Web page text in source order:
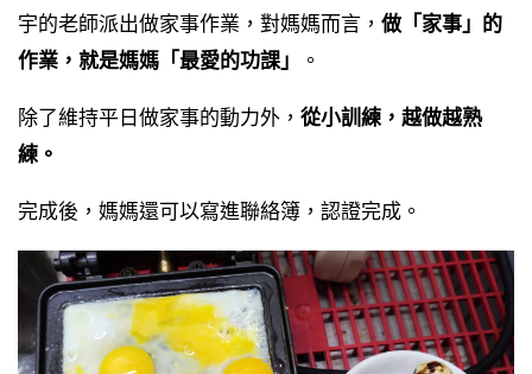
宇的老師派出做家事作業，對媽媽而言， 做「家事」的
作業，就是媽媽「最愛的功課」
。
除了維持平日做家事的動力外， 從小訓練，越做越熟
練。
完成後，媽媽還可以寫進聯絡簿，認證完成。